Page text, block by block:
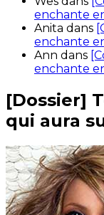
enchante
Anita dans
enchante
Ann dans
enchante
[Dossier]
qui aura